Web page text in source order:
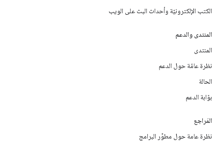
الكتب الإلكترونيّة وأحداث البث على الويب
المنتدى والدعم
المنتدى
نظرة عامّة حول الدعم
الحالة
بوّابة الدعم
المَراجع
نظرة عامة حول مطوِّر البرامج